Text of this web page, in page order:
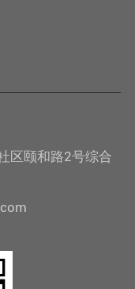
区颐和路2号综合